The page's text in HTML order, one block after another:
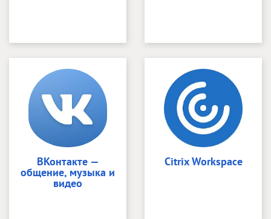
ВКонтакте —
общение, музыка и
видео
Citrix Workspace